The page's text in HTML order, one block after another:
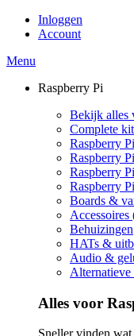
Inloggen
Account
Menu
Raspberry Pi
Bekijk alles
Complete
Raspberry
Raspberry
Raspberry
Raspberry
Boards &
Accessoires
Behuizingen
HATs &
Audio &
Alternatieve
Alles voor